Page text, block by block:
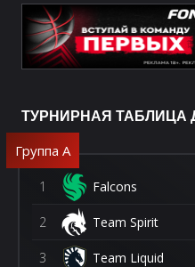
ТУРНИРНАЯ ТАБЛИЦА
Группа A
1 Falcons
2 Team Spirit
3 Team Liquid